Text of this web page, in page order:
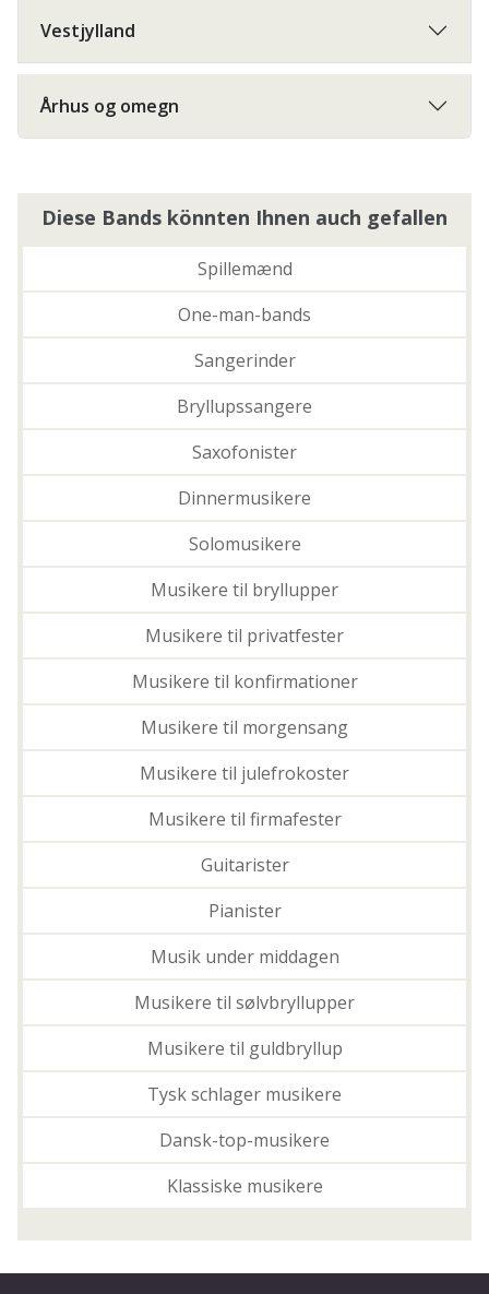
Vestjylland
Århus og omegn
Diese Bands könnten Ihnen auch gefallen
Spillemænd
One-man-bands
Sangerinder
Bryllupssangere
Saxofonister
Dinnermusikere
Solomusikere
Musikere til bryllupper
Musikere til privatfester
Musikere til konfirmationer
Musikere til morgensang
Musikere til julefrokoster
Musikere til firmafester
Guitarister
Pianister
Musik under middagen
Musikere til sølvbryllupper
Musikere til guldbryllup
Tysk schlager musikere
Dansk-top-musikere
Klassiske musikere